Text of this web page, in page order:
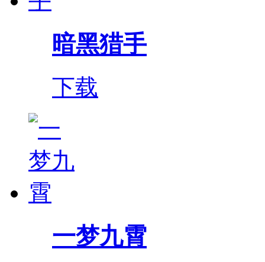
暗黑猎手
下载
一梦九霄